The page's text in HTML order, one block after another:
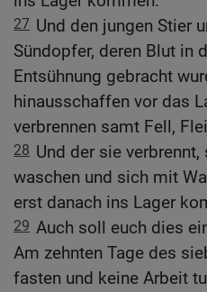
27 Und den jungen Stier
Sündopfer, deren Blut in
Entsühnung gebracht
hinausschaffen vor das
verbrennen samt Fell,
28 Und der sie
waschen und sich mit
erst danach ins Lager
29 Auch soll euch dies
Am zehnten Tage des
fasten und keine Arbeit